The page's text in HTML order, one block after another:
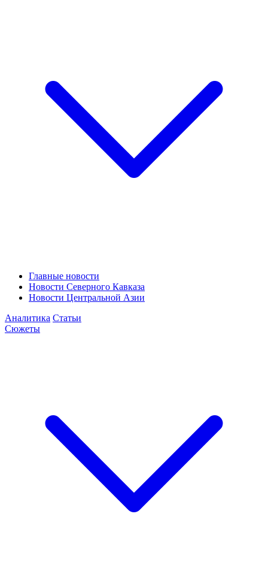
Главные новости
Новости Северного Кавказа
Новости Центральной Азии
Аналитика Статьи
Сюжеты